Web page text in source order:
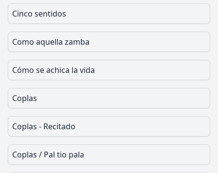
Cinco sentidos
Como aquella zamba
Cómo se achica la vida
Coplas
Coplas - Recitado
Coplas / Pal tio pala